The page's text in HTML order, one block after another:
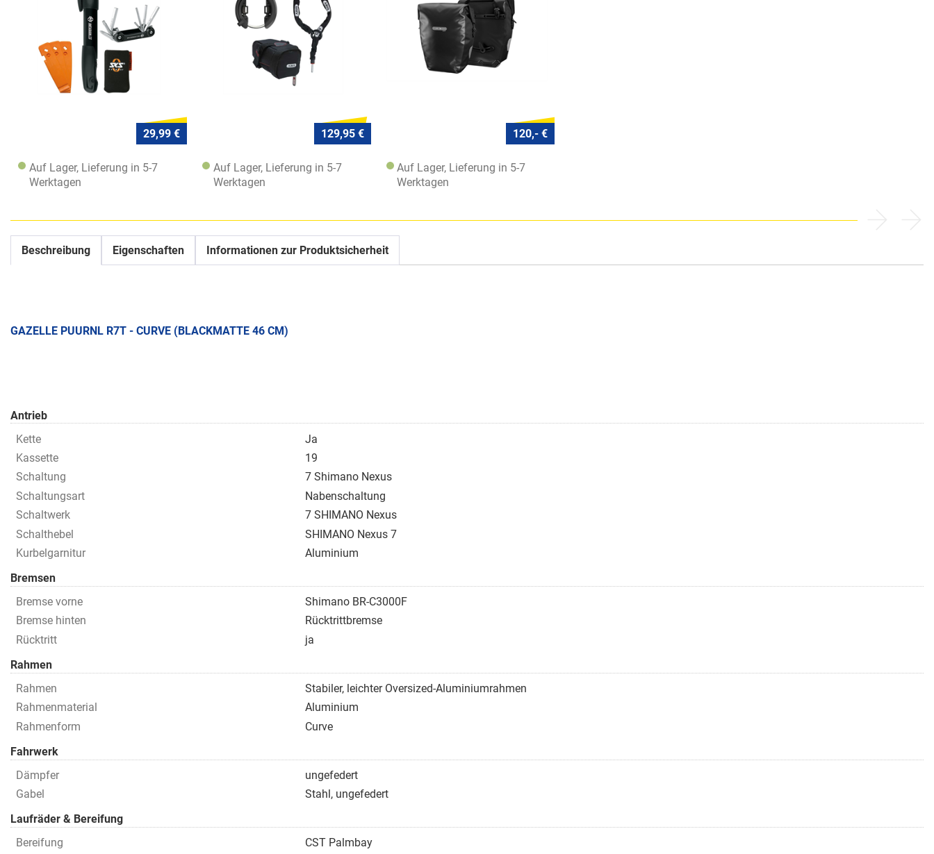
29,99 €
Auf Lager, Lieferung in 5-7
Werktagen
129,95 €
Auf Lager, Lieferung in 5-7
Werktagen
120,- €
Auf Lager, Lieferung in 5-7
Werktagen
Beschreibung Eigenschaften Informationen zur Produktsicherheit
GAZELLE PUURNL R7T - CURVE (BLACKMATTE 46 CM)
Antrieb
Kette
Ja
Kassette
19
Schaltung
7 Shimano Nexus
Schaltungsart
Nabenschaltung
Schaltwerk
7 SHIMANO Nexus
Schalthebel
SHIMANO Nexus 7
Kurbelgarnitur
Aluminium
Bremsen
Bremse vorne
Shimano BR-C3000F
Bremse hinten
Rücktrittbremse
Rücktritt
ja
Rahmen
Rahmen
Stabiler, leichter Oversized-Aluminiumrahmen
Rahmenmaterial
Aluminium
Rahmenform
Curve
Fahrwerk
Dämpfer
ungefedert
Gabel
Stahl, ungefedert
Laufräder & Bereifung
Bereifung
CST Palmbay